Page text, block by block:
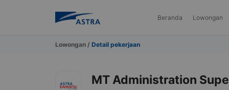
Beranda Lowongan
Lowongan/ Detail pekerjaan
MT Administration